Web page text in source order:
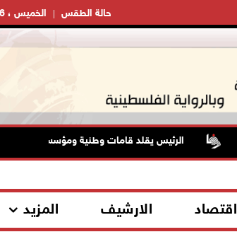
الخميس ، 06 آب ، 2026 حالة الطقس
الرئيس يقلد قامات وطنية ومؤسسين في "اتحاد
اقتصاد الارشيف المزيد